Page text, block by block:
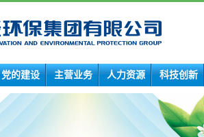
党的建设 主营业务 人力资源 科技创新